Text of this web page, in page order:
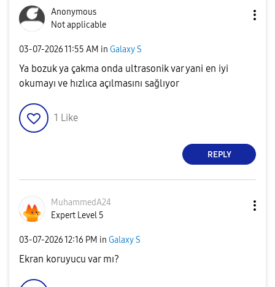
Anonymous
Not applicable
‎03-07-202611:55 AM in Galaxy S
Ya bozuk ya çakma onda ultrasonik var yani en iyi
okumayı ve hızlıca açılmasını sağlıyor
1 Like
REPLY
MuhammedA24
Expert Level 5
‎03-07-202612:16 PM in Galaxy S
Ekran koruyucu var mı?